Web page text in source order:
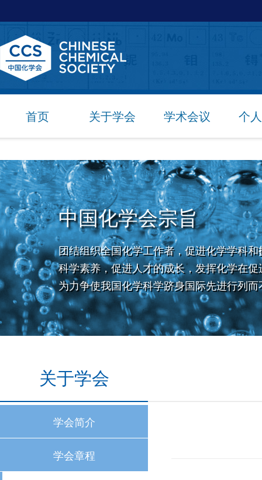
首页 关于学会 学术会议 个
中国化学会宗旨
团结组织全国化学工作者，促进化学学科
科学素养，促进人才的成长，发挥化学在
为力争使我国化学科学跻身国际先进行列
关于学会
学会简介
学会章程